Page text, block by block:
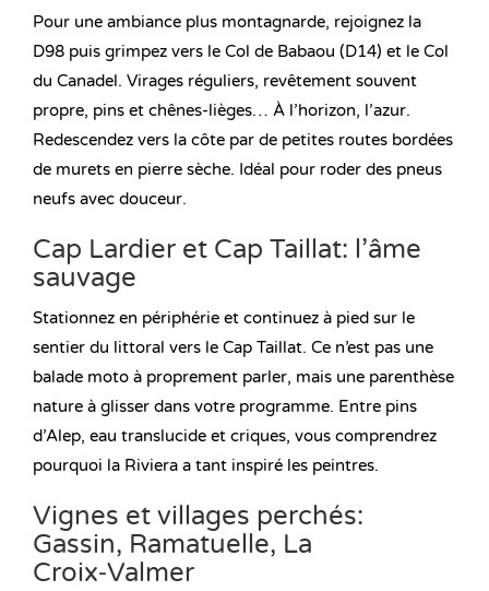
Pour une ambiance plus montagnarde, rejoignez la
D98 puis grimpez vers le Col de Babaou (D14) et le Col
du Canadel. Virages réguliers, revêtement souvent
propre, pins et chênes-lièges… À l’horizon, l’azur.
Redescendez vers la côte par de petites routes bordées
de murets en pierre sèche. Idéal pour roder des pneus
neufs avec douceur.
Cap Lardier et Cap Taillat: l’âme
sauvage
Stationnez en périphérie et continuez à pied sur le
sentier du littoral vers le Cap Taillat. Ce n’est pas une
balade moto à proprement parler, mais une parenthèse
nature à glisser dans votre programme. Entre pins
d’Alep, eau translucide et criques, vous comprendrez
pourquoi la Riviera a tant inspiré les peintres.
Vignes et villages perchés:
Gassin, Ramatuelle, La
Croix‑Valmer